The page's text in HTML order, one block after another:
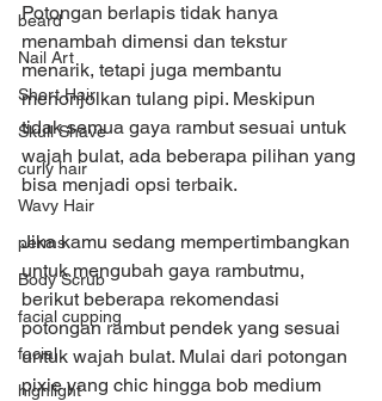
beard
Nail Art
Short Hair
Skull Shave
curly hair
Wavy Hair
perms
Body Scrub
facial cupping
facial
highlight
Potongan berlapis tidak hanya
menambah dimensi dan tekstur
menarik, tetapi juga membantu
menonjolkan tulang pipi. Meskipun
tidak semua gaya rambut sesuai untuk
wajah bulat, ada beberapa pilihan yang
bisa menjadi opsi terbaik.
Jika kamu sedang mempertimbangkan
untuk mengubah gaya rambutmu,
berikut beberapa rekomendasi
potongan rambut pendek yang sesuai
untuk wajah bulat. Mulai dari potongan
pixie yang chic hingga bob medium